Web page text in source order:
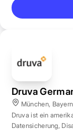
Druva
München,
Druva ist ein
Datensicherung,